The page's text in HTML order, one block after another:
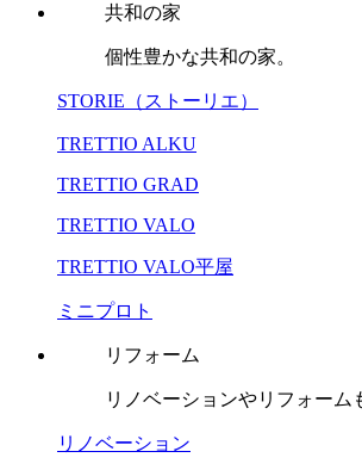
共和の家
個性豊かな共和の家。
STORIE（ストーリエ）
TRETTIO ALKU
TRETTIO GRAD
TRETTIO VALO
TRETTIO VALO平屋
ミニプロト
リフォーム
リノベーションやリフォーム
リノベーション